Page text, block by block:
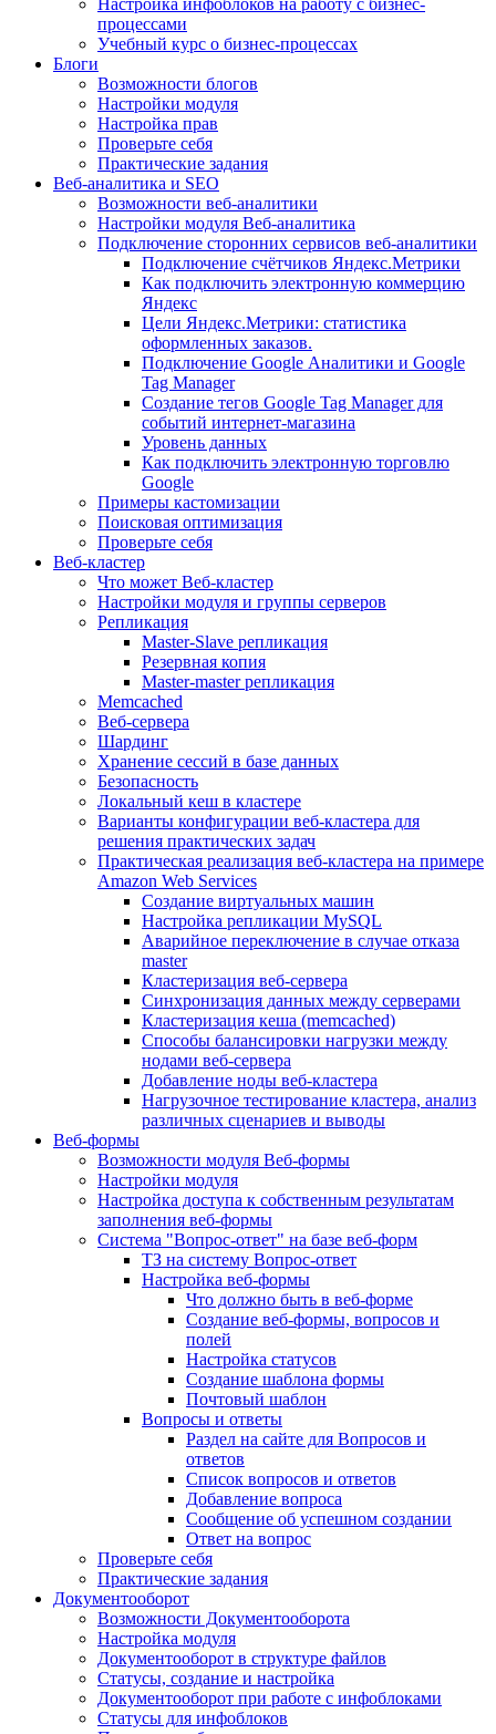
Настройка инфоблоков на работу с бизнес-
процессами
Учебный курс о бизнес-процессах
Блоги
Возможности блогов
Настройки модуля
Настройка прав
Проверьте себя
Практические задания
Веб-аналитика и SEO
Возможности веб-аналитики
Настройки модуля Веб-аналитика
Подключение сторонних сервисов веб-аналитики
Подключение счётчиков Яндекс.Метрики
Как подключить электронную коммерцию
Яндекс
Цели Яндекс.Метрики: статистика
оформленных заказов.
Подключение Google Аналитики и Google
Tag Manager
Создание тегов Google Tag Manager для
событий интернет-магазина
Уровень данных
Как подключить электронную торговлю
Google
Примеры кастомизации
Поисковая оптимизация
Проверьте себя
Веб-кластер
Что может Веб-кластер
Настройки модуля и группы серверов
Репликация
Master-Slave репликация
Резервная копия
Master-master репликация
Memcached
Веб-сервера
Шардинг
Хранение сессий в базе данных
Безопасность
Локальный кеш в кластере
Варианты конфигурации веб-кластера для
решения практических задач
Практическая реализация веб-кластера на примере
Amazon Web Services
Создание виртуальных машин
Настройка репликации MySQL
Аварийное переключение в случае отказа
master
Кластеризация веб-сервера
Синхронизация данных между серверами
Кластеризация кеша (memcached)
Способы балансировки нагрузки между
нодами веб-сервера
Добавление ноды веб-кластера
Нагрузочное тестирование кластера, анализ
различных сценариев и выводы
Веб-формы
Возможности модуля Веб-формы
Настройки модуля
Настройка доступа к собственным результатам
заполнения веб-формы
Система "Вопрос-ответ" на базе веб-форм
ТЗ на систему Вопрос-ответ
Настройка веб-формы
Что должно быть в веб-форме
Создание веб-формы, вопросов и
полей
Настройка статусов
Создание шаблона формы
Почтовый шаблон
Вопросы и ответы
Раздел на сайте для Вопросов и
ответов
Список вопросов и ответов
Добавление вопроса
Сообщение об успешном создании
Ответ на вопрос
Проверьте себя
Практические задания
Документооборот
Возможности Документооборота
Настройка модуля
Документооборот в структуре файлов
Статусы, создание и настройка
Документооборот при работе с инфоблоками
Статусы для инфоблоков